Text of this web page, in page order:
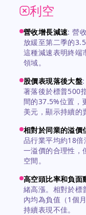
利空
營收增長減速:營
放緩至第二季的
這種減速表明終端
領域。
股價表現落後大盤:
著落後於標普500
間的37.5%位置，
美元，顯示持續的
相對於同業的溢價
品行業平均約18
一溢價的合理性，
空間。
高空頭比率和負面
緒高漲。相對於標
內均為負值（1個
持續表現不佳。